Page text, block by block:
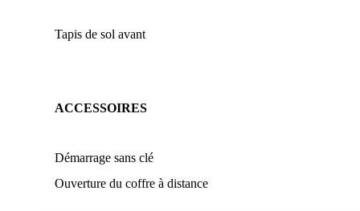
Tapis de sol avant
ACCESSOIRES
Démarrage sans clé
Ouverture du coffre à distance